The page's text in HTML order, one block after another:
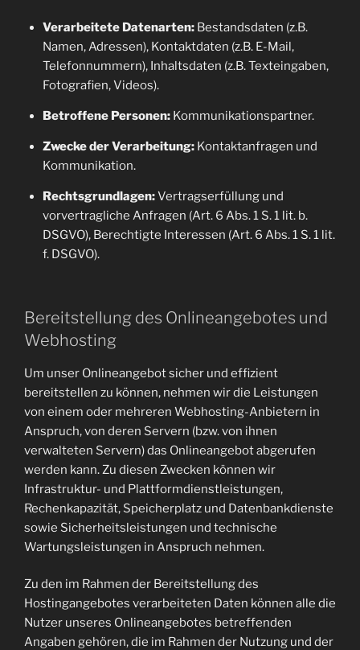
Verarbeitete Datenarten:Bestandsdaten (z.B.
Namen, Adressen), Kontaktdaten (z.B. E-Mail,
Telefonnummern), Inhaltsdaten (z.B. Texteingaben,
Fotografien, Videos).
Betroffene Personen:Kommunikationspartner.
Zwecke der Verarbeitung:Kontaktanfragen und
Kommunikation.
Rechtsgrundlagen:Vertragserfüllung und
vorvertragliche Anfragen (Art. 6 Abs. 1 S. 1 lit. b.
DSGVO), Berechtigte Interessen (Art. 6 Abs. 1 S. 1 lit.
f. DSGVO).
Bereitstellung des Onlineangebotes und
Webhosting
Um unser Onlineangebot sicher und effizient
bereitstellen zu können, nehmen wir die Leistungen
von einem oder mehreren Webhosting-Anbietern in
Anspruch, von deren Servern (bzw. von ihnen
verwalteten Servern) das Onlineangebot abgerufen
werden kann. Zu diesen Zwecken können wir
Infrastruktur- und Plattformdienstleistungen,
Rechenkapazität, Speicherplatz und Datenbankdienste
sowie Sicherheitsleistungen und technische
Wartungsleistungen in Anspruch nehmen.
Zu den im Rahmen der Bereitstellung des
Hostingangebotes verarbeiteten Daten können alle die
Nutzer unseres Onlineangebotes betreffenden
Angaben gehören, die im Rahmen der Nutzung und der